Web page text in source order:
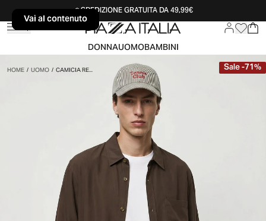
Vai al contenutoSPEDIZIONE GRATUITA DA 49,99€
DONNAUOMOBAMBINI
HOME/UOMO/CAMICIA RE... Sale-71%
Vai al contenuto